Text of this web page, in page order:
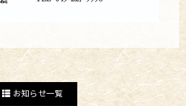
お知らせ一覧